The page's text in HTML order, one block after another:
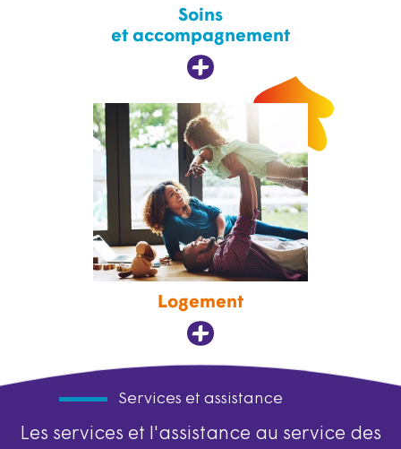
Soins
et accompagnement
Logement
Services et assistance
Les services et l'assistance au service des